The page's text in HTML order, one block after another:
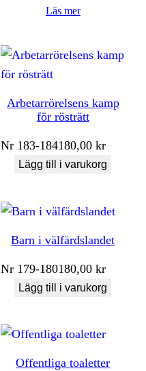
Läs mer
Arbetarrörelsens kamp
för rösträtt
Nr 183-184180,00kr
Lägg till i varukorg
Barn i välfärdslandet
Nr 179-180180,00kr
Lägg till i varukorg
Offentliga toaletter